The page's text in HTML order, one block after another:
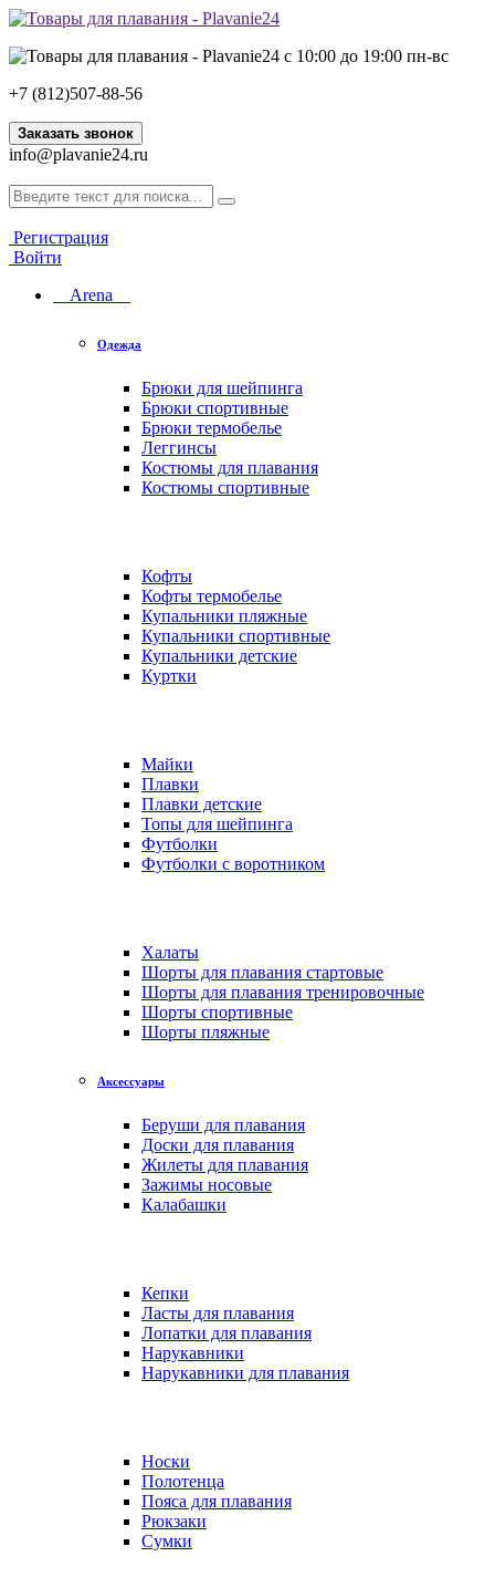
с 10:00 до 19:00 пн-вс
+7 (812)507-88-56
Заказать звонок
info@plavanie24.ru
Регистрация
Войти
Arena
Одежда
Брюки для шейпинга
Брюки спортивные
Брюки термобелье
Леггинсы
Костюмы для плавания
Костюмы спортивные
Кофты
Кофты термобелье
Купальники пляжные
Купальники спортивные
Купальники детские
Куртки
Майки
Плавки
Плавки детские
Топы для шейпинга
Футболки
Футболки с воротником
Халаты
Шорты для плавания стартовые
Шорты для плавания тренировочные
Шорты спортивные
Шорты пляжные
Аксессуары
Беруши для плавания
Доски для плавания
Жилеты для плавания
Зажимы носовые
Калабашки
Кепки
Ласты для плавания
Лопатки для плавания
Нарукавники
Нарукавники для плавания
Носки
Полотенца
Пояса для плавания
Рюкзаки
Сумки